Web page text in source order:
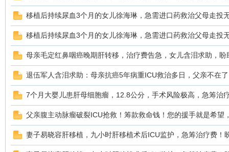
移植后持续尿血3个月的女儿徐海琳，急需进口药救治父母走投
移植后持续尿血3个月的女儿徐海琳，急需进口药救治父母走投
母亲毛定红鼻咽癌晚期肝转移，治疗费告急，女儿含泪求助，盼
退伍军人含泪求助：母亲抗癌5年病重ICU救治多日，父亲不在
7个月大婴儿患肝母细胞瘤，12.8公分，手术风险极高，急筹治
父亲腹主动脉瘤破裂ICU抢救！筹款救命钱！您的援手就是希望
妻子易晓容肝移植，九小时肝移植术后ICU监护，急筹治疗费！